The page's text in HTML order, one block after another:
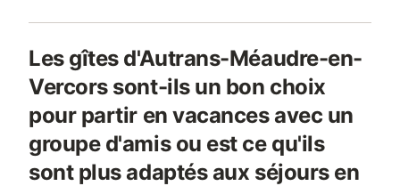
Les gîtes d'Autrans-Méaudre-en-
Vercors sont-ils un bon choix
pour partir en vacances avec un
groupe d'amis ou est ce qu'ils
sont plus adaptés aux séjours en